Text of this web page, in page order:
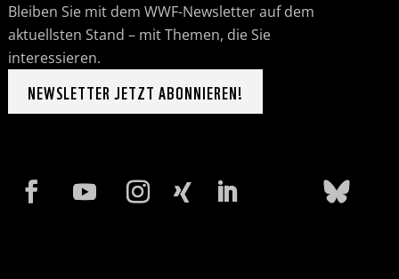
Bleiben Sie mit dem WWF-Newsletter auf dem
aktuellsten Stand – mit Themen, die Sie
interessieren.
NEWSLETTER JETZT ABONNIEREN!